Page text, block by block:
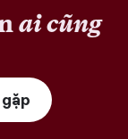
ai cũng